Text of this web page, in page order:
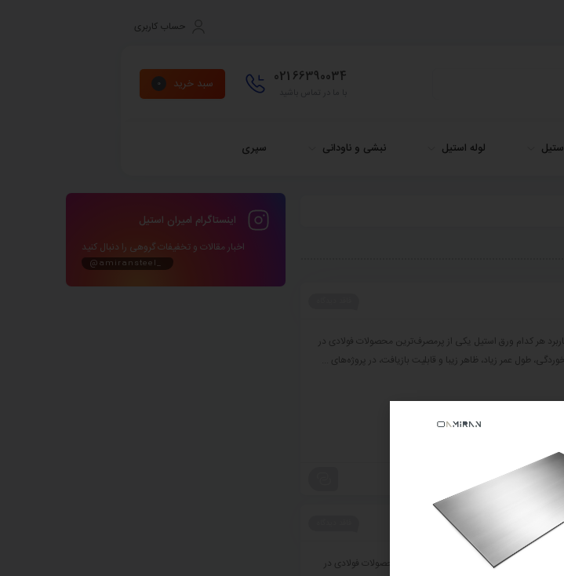
حساب کاربری
66390034
021 سبد خرید 0
لوله استیل نبشی و ناودانی سپری
هر کدام ورق استیل یکی از پرمصرف‌ترین محصولات فولادی در
طول عمر زیاد، ظاهر زیبا و قابلیت بازیافت، در پروژه‌های ...
بدانید ورق استیل یکی از پرکاربردترین محصولات فولادی در
اینستاگرام امیران استیل
اخبار مقالات و تخفیفات گروهی را دنبال کنید
@amiransteel_